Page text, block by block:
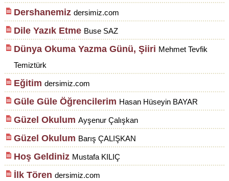
Dershanemiz dersimiz.com
Dile Yazık Etme Buse SAZ
Dünya Okuma Yazma Günü, Şiiri Mehmet Tevfik
Temiztürk
Eğitim dersimiz.com
Güle Güle Öğrencilerim Hasan Hüseyin BAYAR
Güzel Okulum Ayşenur Çalışkan
Güzel Okulum Barış ÇALIŞKAN
Hoş Geldiniz Mustafa KILIÇ
İlk Tören dersimiz.com